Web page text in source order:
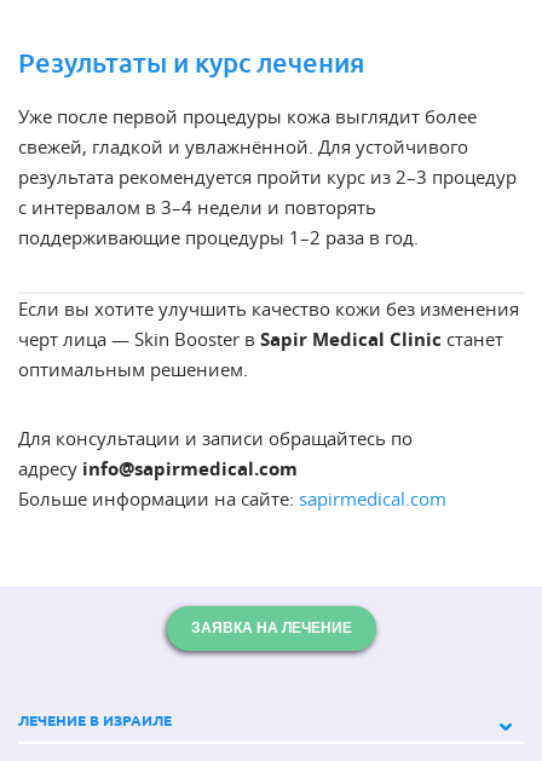
Результаты и курс лечения
Уже после первой процедуры кожа выглядит более
свежей, гладкой и увлажнённой. Для устойчивого
результата рекомендуется пройти курс из 2–3 процедур
с интервалом в 3–4 недели и повторять
поддерживающие процедуры 1–2 раза в год.
Если вы хотите улучшить качество кожи без изменения
черт лица — Skin Booster в Sapir Medical Clinic станет
оптимальным решением.
Для консультации и записи обращайтесь по
адресу info@sapirmedical.com
Больше информации на сайте: sapirmedical.com
ЗАЯВКА НА ЛЕЧЕНИЕ
ЛЕЧЕНИЕ В ИЗРАИЛЕ